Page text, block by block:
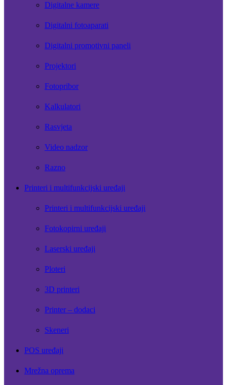
Digitalne kamere
Digitalni fotoaparati
Digitalni promotivni paneli
Projektori
Fotopribor
Kalkulatori
Rasvjeta
Video nadzor
Razno
Printeri i multifunkcijski uređaji
Printeri i multifunkcijski uređaji
Fotokopirni uređaji
Laserski uređaji
Ploteri
3D printeri
Printer – dodaci
Skeneri
POS uređaji
Mrežna oprema